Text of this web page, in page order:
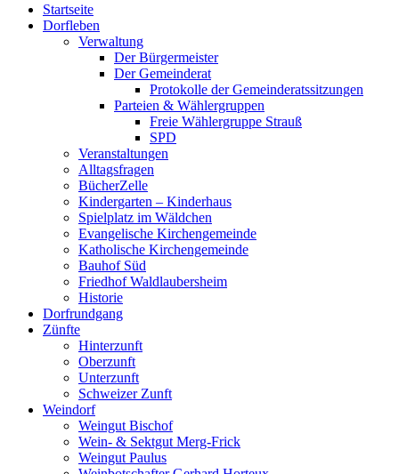
oben
scrollen
Startseite
Dorfleben
Verwaltung
Der Bürgermeister
Der Gemeinderat
Protokolle der Gemeinderatssitzungen
Parteien & Wählergruppen
Freie Wählergruppe Strauß
SPD
Veranstaltungen
Alltagsfragen
BücherZelle
Kindergarten – Kinderhaus
Spielplatz im Wäldchen
Evangelische Kirchengemeinde
Katholische Kirchengemeinde
Bauhof Süd
Friedhof Waldlaubersheim
Historie
Dorfrundgang
Zünfte
Hinterzunft
Oberzunft
Unterzunft
Schweizer Zunft
Weindorf
Weingut Bischof
Wein- & Sektgut Merg-Frick
Weingut Paulus